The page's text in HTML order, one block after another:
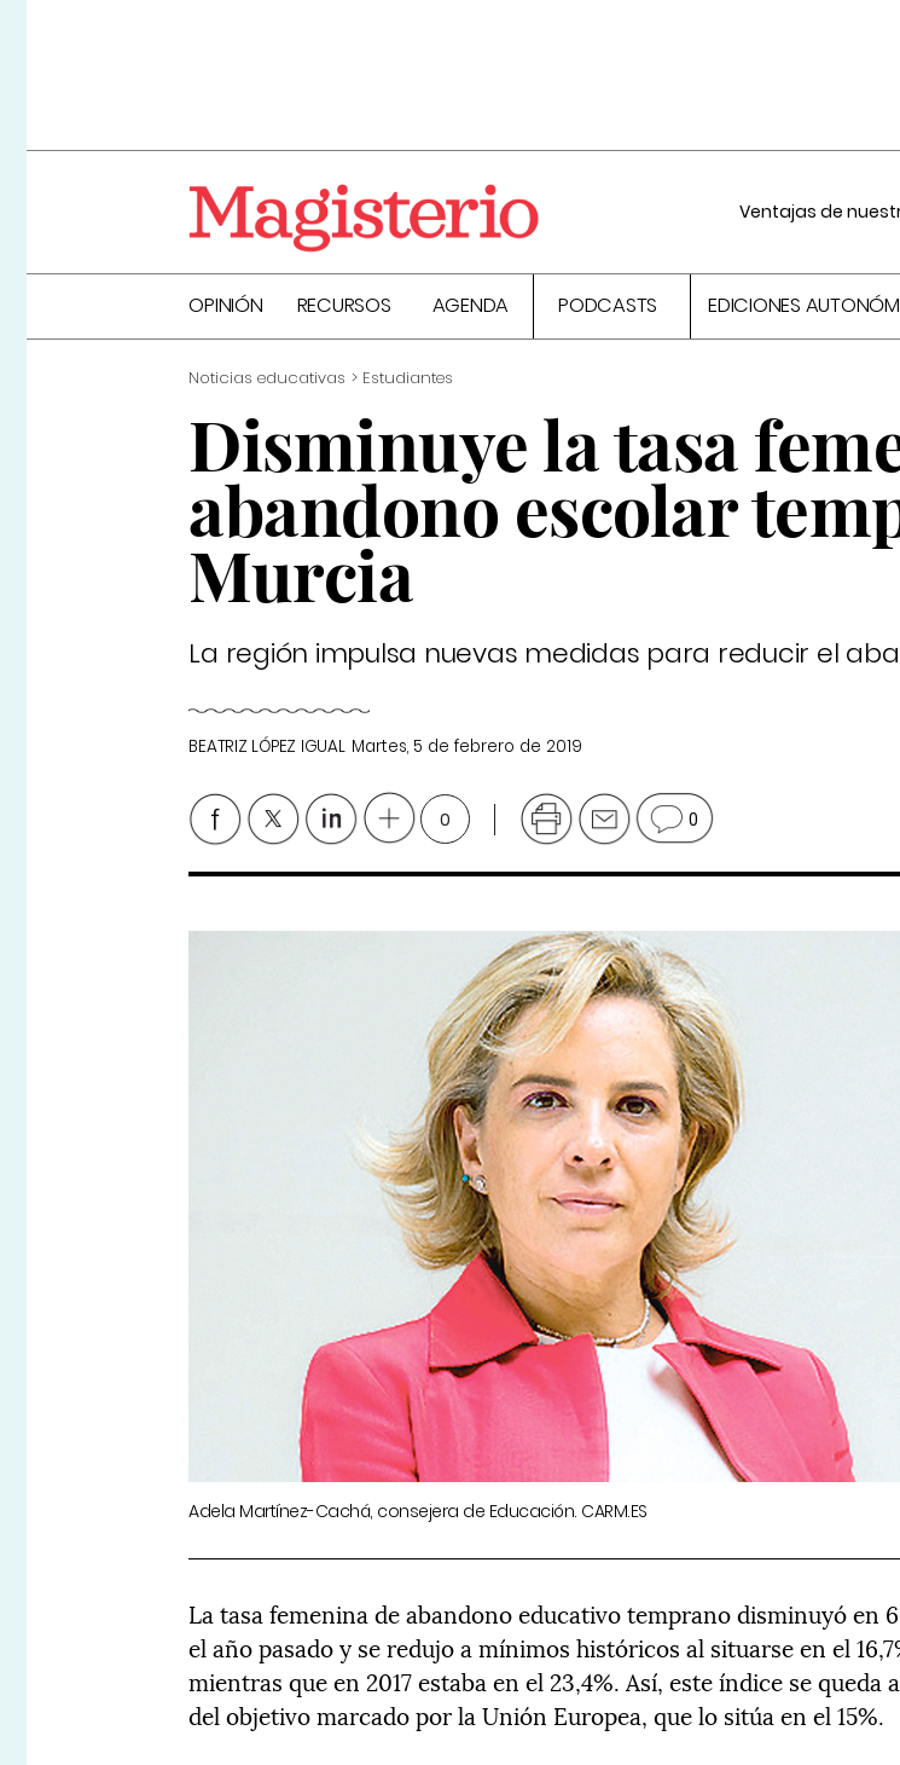
Ventajas de
OPINIÓN RECURSOS AGENDA PODCASTS EDICIONES
Noticias educativas Estudiantes
Disminuye la tasa
abandono escolar
Murcia
La región impulsa nuevas medidas para reducir el
BEATRIZ LÓPEZ IGUAL Martes, 5 de febrero de 2019
0 0
Adela Martínez-Cachá, consejera de Educación. CARM.ES
La tasa femenina de abandono educativo temprano disminuyó en
el año pasado y se redujo a mínimos históricos al situarse en el
mientras que en 2017 estaba en el 23,4%. Así, este índice se queda
del objetivo marcado por la Unión Europea, que lo sitúa en el 15%.